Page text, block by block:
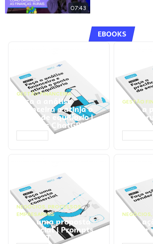
07:43
EBOOKS
GESTÃO FINANCEIRA
Faça a análise
financeira e atinja o
ponto de equilíbrio |
Prompts ChatGPT
GESTÃO
Faça
seu
NEGÓCIOS, PROCESSOS
EMPRESARIAIS
Faça uma proposta
comercial | Prompts
ChatGPT
NEGÓCIOS,
Faça